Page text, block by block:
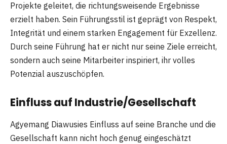
Projekte geleitet, die richtungsweisende Ergebnisse
erzielt haben. Sein Führungsstil ist geprägt von Respekt,
Integrität und einem starken Engagement für Exzellenz.
Durch seine Führung hat er nicht nur seine Ziele erreicht,
sondern auch seine Mitarbeiter inspiriert, ihr volles
Potenzial auszuschöpfen.
Einfluss auf Industrie/Gesellschaft
Agyemang Diawusies Einfluss auf seine Branche und die
Gesellschaft kann nicht hoch genug eingeschätzt